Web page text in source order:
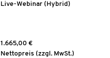
Live-Webinar (Hybrid)
1.665,00 €
Nettopreis (zzgl. MwSt.)